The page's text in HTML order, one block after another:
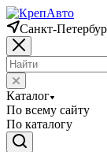
Санкт-
Каталог
По всему сайту
По каталогу